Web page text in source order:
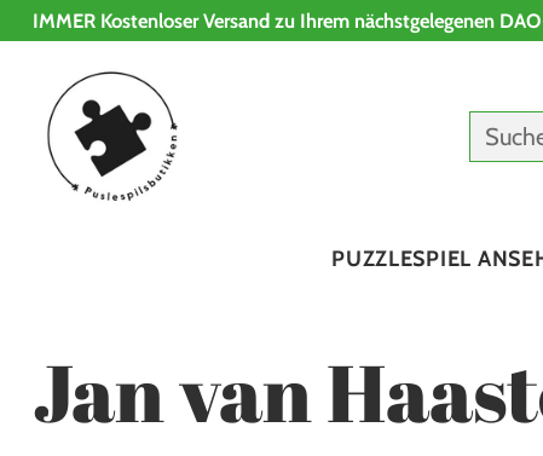
IMMER Kostenloser Versand zu Ihrem nächstgelegenen
PUZZLESPIEL
Jan van